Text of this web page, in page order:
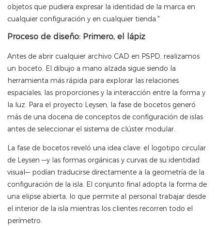
objetos que pudiera expresar la identidad de la marca en
cualquier configuración y en cualquier tienda."
Proceso de diseño: Primero, el lápiz
Antes de abrir cualquier archivo CAD en PSPD, realizamos
un boceto. El dibujo a mano alzada sigue siendo la
herramienta más rápida para explorar las relaciones
espaciales, las proporciones y la interacción entre la forma y
la luz. Para el proyecto Leysen, la fase de bocetos generó
más de una docena de conceptos de configuración de islas
antes de seleccionar el sistema de clúster modular.
La fase de bocetos reveló una idea clave: el logotipo circular
de Leysen —y las formas orgánicas y curvas de su identidad
visual— podían traducirse directamente a la geometría de la
configuración de la isla. El conjunto final adopta la forma de
una elipse abierta, lo que permite al personal trabajar desde
el interior de la isla mientras los clientes recorren todo el
perímetro.